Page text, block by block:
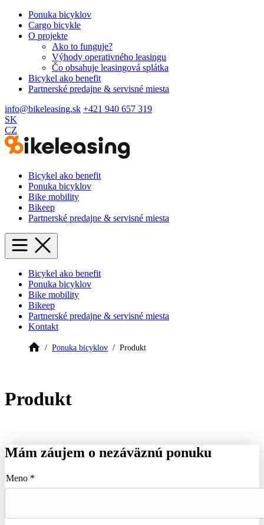
Ponuka bicyklov
Cargo bicykle
O projekte
Ako to funguje?
Výhody operativného leasingu
Čo obsahuje leasingová splátka
Bicykel ako benefit
Partnerské predajne & servisné miesta
info@bikeleasing.sk +421 940 657 319
SK
CZ
Bicykel ako benefit
Ponuka bicyklov
Bike mobility
Bikeep
Partnerské predajne & servisné miesta
Bicykel ako benefit
Ponuka bicyklov
Bike mobility
Bikeep
Partnerské predajne & servisné miesta
Kontakt
Ponuka bicyklov Produkt
Produkt
Mám záujem o nezáväznú ponuku
Meno *